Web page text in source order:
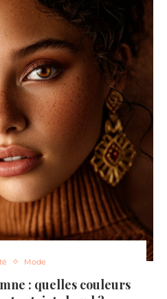
Mode
: quelles couleurs